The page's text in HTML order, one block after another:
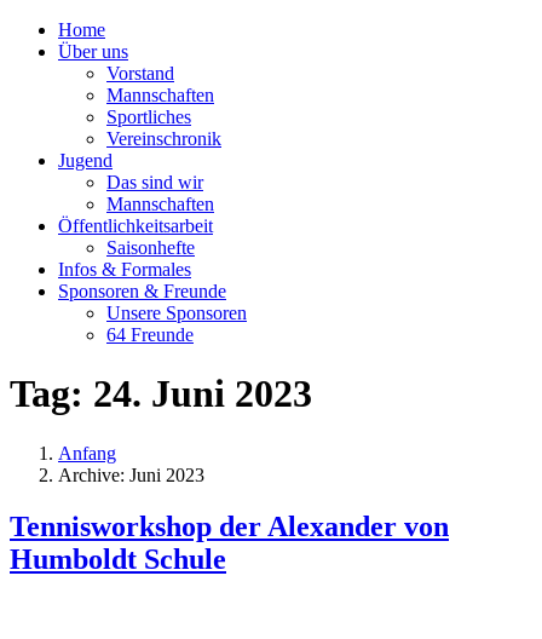
Home
Über uns
Vorstand
Mannschaften
Sportliches
Vereinschronik
Jugend
Das sind wir
Mannschaften
Öffentlichkeitsarbeit
Saisonhefte
Infos & Formales
Sponsoren & Freunde
Unsere Sponsoren
64 Freunde
Tag: 24. Juni 2023
Anfang
Archive: Juni 2023
Tennisworkshop der Alexander von
Humboldt Schule